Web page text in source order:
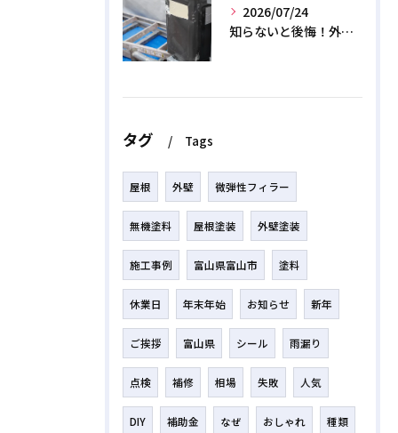
2026/07/24
知らないと後悔！外壁塗装で無機質塗料を選ぶデメリットと3つの罠
タグ Tags
屋根 外壁 微弾性フィラー
無機塗料 屋根塗装 外壁塗装
施工事例 富山県富山市 塗料
休業日 年末年始 お知らせ 新年
ご挨拶 富山県 シール 雨漏り
点検 補修 相場 失敗 人気
DIY 補助金 なぜ おしゃれ 種類